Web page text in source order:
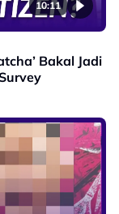
10:11
Bakal Jadi